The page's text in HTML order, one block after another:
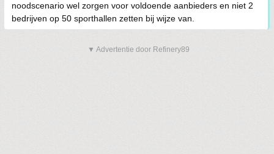
noodscenario wel zorgen voor voldoende aanbieders en niet 2
bedrijven op 50 sporthallen zetten bij wijze van.
▼ Advertentie door Refinery89